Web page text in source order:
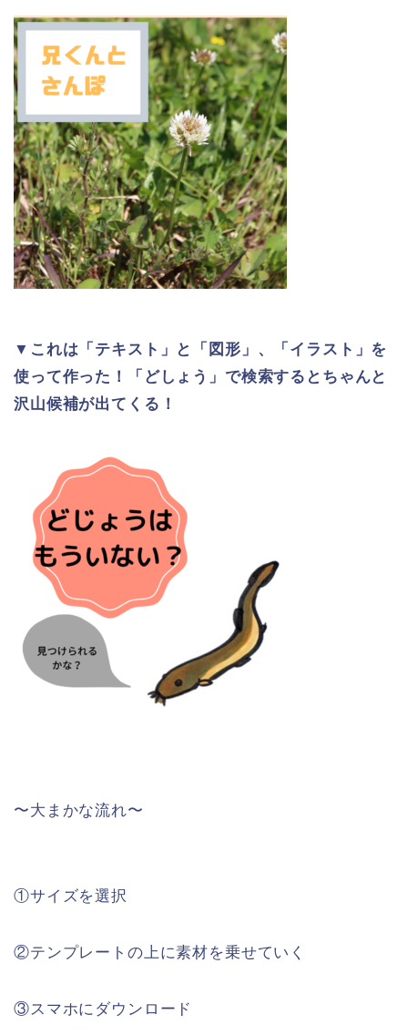
▼ これは「テキスト」と「図形」、「イラスト」を
使って作った！「どしょう」で検索するとちゃんと
沢山候補が出てくる！
〜大まかな流れ〜
①サイズを選択
②テンプレートの上に素材を乗せていく
③スマホにダウンロード